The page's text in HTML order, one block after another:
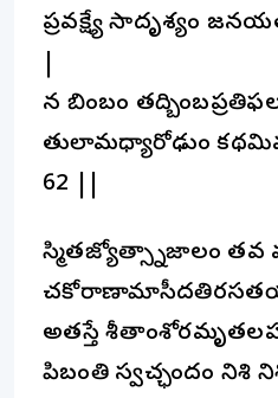
ప్రవక్ష్యే సాదృశ్యం
న బింబం
తులామధ్యారోఢుం
62 ||
స్మితజ్యోత్స్నాజాలం తవ
అతస్తే
పిబంతి స్వచ్ఛందం నిశి